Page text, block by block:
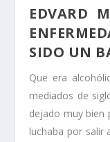
EDVARD
SIDO UN
Que era
mediados de
dejado muy bien
luchaba por salir